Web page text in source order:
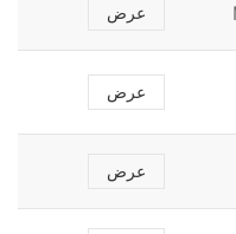
عرض
عرض
عرض